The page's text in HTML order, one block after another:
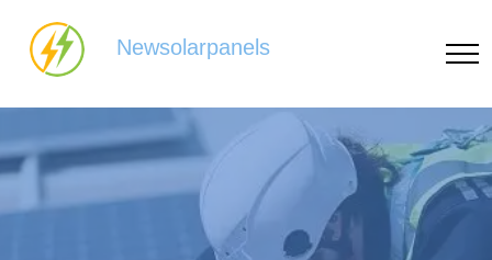
Newsolarpanels